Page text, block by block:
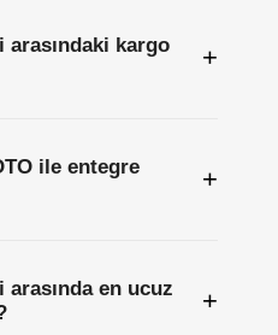
arasındaki kargo
+
ile entegre
+
en ucuz
+